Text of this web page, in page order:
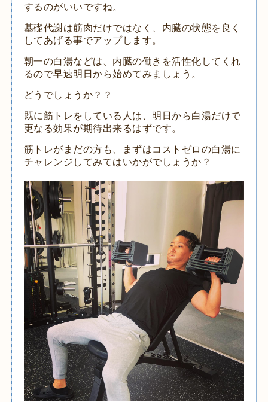
するのがいいですね。
基礎代謝は筋肉だけではなく、内臓の状態を良く
してあげる事でアップします。
朝一の白湯などは、内臓の働きを活性化してくれ
るので早速明日から始めてみましょう。
どうでしょうか？？
既に筋トレをしている人は、明日から白湯だけで
更なる効果が期待出来るはずです。
筋トレがまだの方も、まずはコストゼロの白湯に
チャレンジしてみてはいかがでしょうか？